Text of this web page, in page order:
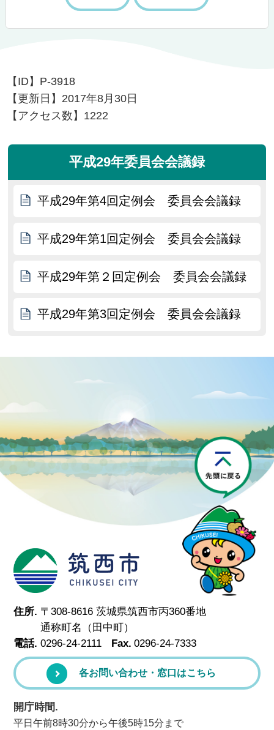
【ID】 P-3918
【更新日】 2017年8月30日
【アクセス数】 1222
平成29年委員会会議録
平成29年第4回定例会 委員会会議録
平成29年第1回定例会 委員会会議録
平成29年第２回定例会 委員会会議録
平成29年第3回定例会 委員会会議録
筑西市
住所. 〒308-8616 茨城県筑西市丙360番地
通称町名（田中町）
電話. 0296-24-2111 Fax. 0296-24-7333
各お問い合わせ・窓口はこちら
開庁時間.
平日午前8時30分から午後5時15分まで